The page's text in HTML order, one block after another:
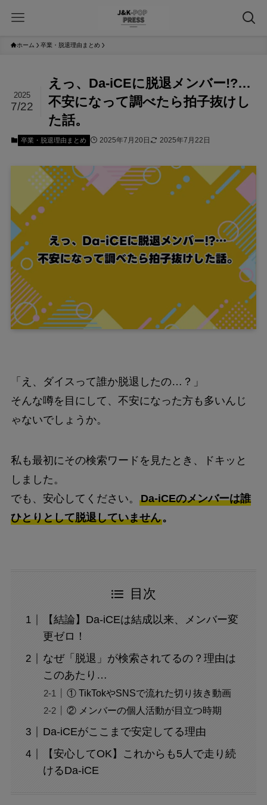
ホーム 卒業・脱退理由まとめ
えっ、Da-iCEに脱退メンバー!?…
不安になって調べたら拍子抜けし
た話。
2025
7/22
卒業・脱退理由まとめ 2025年7月20日 2025年7月22日
「え、ダイスって誰か脱退したの…？」
そんな噂を目にして、不安になった方も多いんじ
ゃないでしょうか。
私も最初にその検索ワードを見たとき、ドキッと
しました。
でも、安心してください。 Da-iCEのメンバーは誰
ひとりとして脱退していません。
目次
【結論】Da-iCEは結成以来、メンバー変
更ゼロ！
なぜ「脱退」が検索されてるの？理由は
このあたり…
① TikTokやSNSで流れた切り抜き動画
② メンバーの個人活動が目立つ時期
Da-iCEがここまで安定してる理由
【安心してOK】これからも5人で走り続
けるDa-iCE